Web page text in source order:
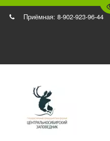
Приёмная: 8-902-923-96-44